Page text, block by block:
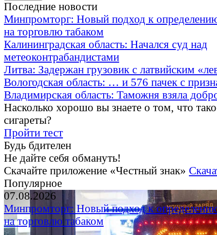
Последние новости
Минпромторг: Новый подход к
на торговлю табаком
Калининградская область: Начался суд над
метеоконтрабандистами
Литва: Задержан грузовик с латвийским
Вологодская область: … и 576 пачек с
Владимирская область: Таможня взяла
Насколько хорошо вы знаете о том, что
сигареты?
Пройти тест
Будь бдителен
Не дайте себя обмануть!
Скачайте приложение «Честный знак»
Популярное
07.08.2026
Минпромторг: Новый подход к
на торговлю табаком